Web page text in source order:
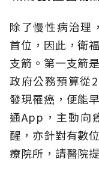
除了慢性病治理
首位，因此，衛
支箭。第一支箭
政府公務預算從
發現罹癌，便能
通App，主動向
醒，亦針對有數
療院所，請醫院